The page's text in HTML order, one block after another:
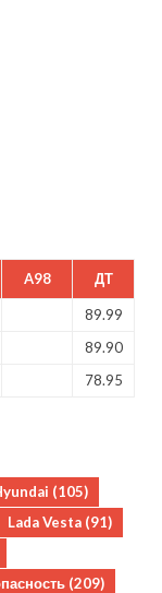
A98 ДТ
89.99
89.90
78.95
(105)
Lada Vesta (91)
(209)